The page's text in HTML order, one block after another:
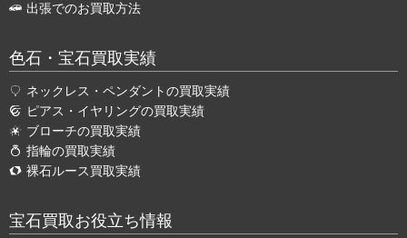
出張でのお買取方法
色石・宝石買取実績
ネックレス・ペンダントの買取実績
ピアス・イヤリングの買取実績
ブローチの買取実績
指輪の買取実績
裸石ルース買取実績
宝石買取お役立ち情報